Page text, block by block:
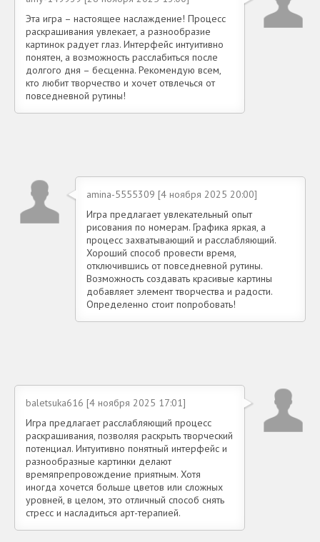
Эта игра – настоящее наслаждение! Процесс
раскрашивания увлекает, а разнообразие
картинок радует глаз. Интерфейс интуитивно
понятен, а возможность расслабиться после
долгого дня – бесценна. Рекомендую всем,
кто любит творчество и хочет отвлечься от
повседневной рутины!
amina-5555309 [4 ноября 2025 20:00]
Игра предлагает увлекательный опыт
рисования по номерам. Графика яркая, а
процесс захватывающий и расслабляющий.
Хороший способ провести время,
отключившись от повседневной рутины.
Возможность создавать красивые картины
добавляет элемент творчества и радости.
Определенно стоит попробовать!
baletsuka616 [4 ноября 2025 17:01]
Игра предлагает расслабляющий процесс
раскрашивания, позволяя раскрыть творческий
потенциал. Интуитивно понятный интерфейс и
разнообразные картинки делают
времяпрепровождение приятным. Хотя
иногда хочется больше цветов или сложных
уровней, в целом, это отличный способ снять
стресс и насладиться арт-терапией.